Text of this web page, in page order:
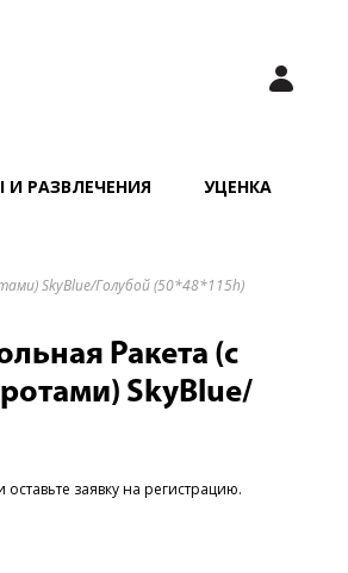
И РАЗВЛЕЧЕНИЯ УЦЕНКА
SkyBlue/Голубой (50*48*115h)
Ракета (с
SkyBlue/
оставьте заявку на регистрацию.